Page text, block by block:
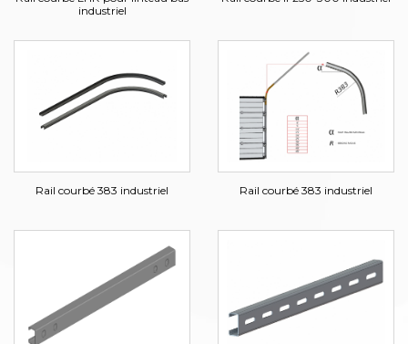
industriel
Rail courbé 383 industriel Rail courbé 383 industriel